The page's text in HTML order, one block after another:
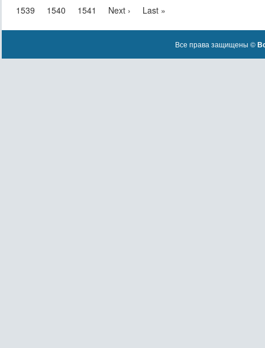
1539
1540 1541 Next › Last »
Все права защищены ©